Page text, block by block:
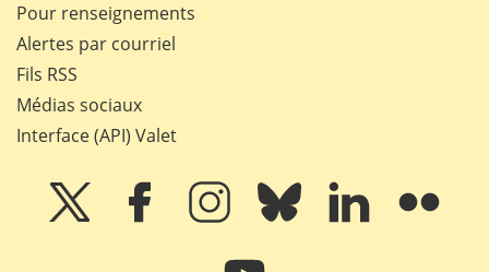
Pour renseignements
Alertes par courriel
Fils RSS
Médias sociaux
Interface (API) Valet